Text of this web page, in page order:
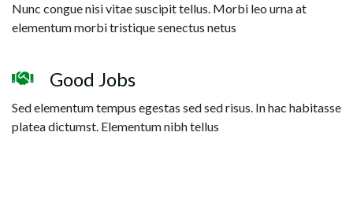
Nunc congue nisi vitae suscipit tellus. Morbi leo urna at
elementum morbi tristique senectus netus
Good Jobs
Sed elementum tempus egestas sed sed risus. In hac habitasse
platea dictumst. Elementum nibh tellus